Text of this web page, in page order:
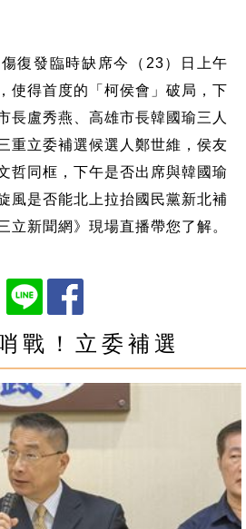
復發臨時缺席今（23）日上午
使得首度的「柯侯會」破局，下
長盧秀燕、高雄市長韓國瑜三人
重立委補選候選人鄭世維，侯友
哲同框，下午是否出席與韓國瑜
風是否能北上拉抬國民黨新北補
立新聞網》現場直播帶您了解。
戰！立委補選